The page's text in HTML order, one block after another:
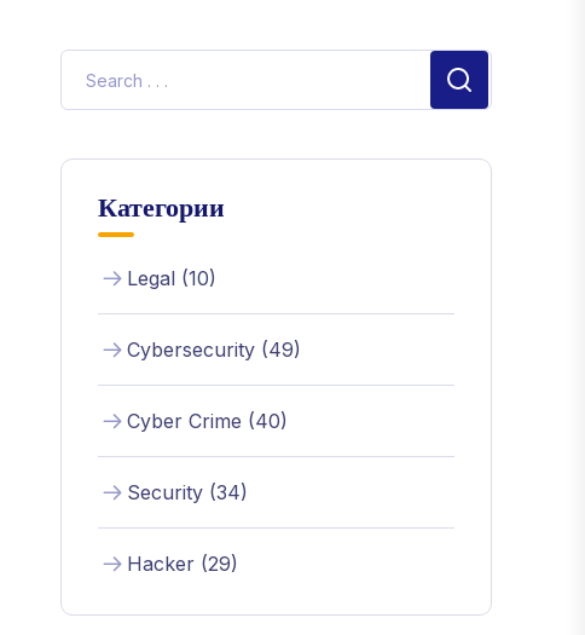
Категории
Legal (10)
Cybersecurity (49)
Cyber Crime (40)
Security (34)
Hacker (29)